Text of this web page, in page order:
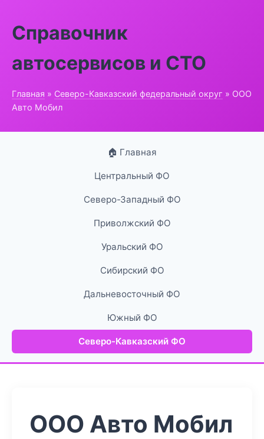
Справочник
автосервисов и СТО
Главная » Северо-Кавказский федеральный округ » ООО
Авто Мобил
🏠 Главная
Центральный ФО
Северо-Западный ФО
Приволжский ФО
Уральский ФО
Сибирский ФО
Дальневосточный ФО
Южный ФО
Северо-Кавказский ФО
ООО Авто Мобил